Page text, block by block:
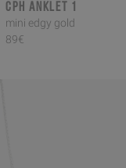
CPH ANKLET 1
mini edgy gold
89€